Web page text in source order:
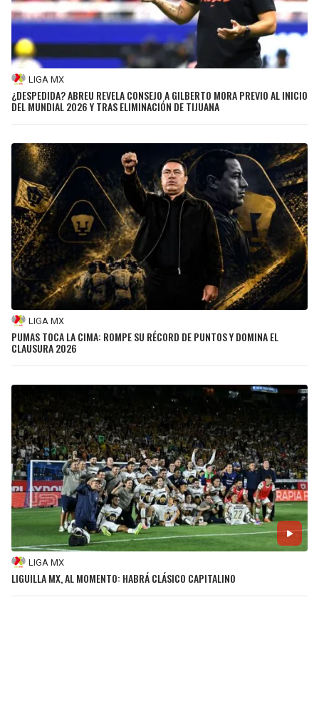
LIGA MX
¿DESPEDIDA? ABREU REVELA CONSEJO A GILBERTO MORA PREVIO AL INICIO
DEL MUNDIAL 2026 Y TRAS ELIMINACIÓN DE TIJUANA
LIGA MX
PUMAS TOCA LA CIMA: ROMPE SU RÉCORD DE PUNTOS Y DOMINA EL
CLAUSURA 2026
LIGA MX
LIGUILLA MX, AL MOMENTO: HABRÁ CLÁSICO CAPITALINO